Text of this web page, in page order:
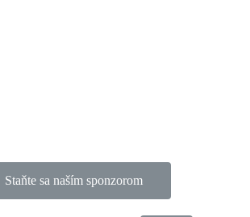
Staňte sa naším sponzorom